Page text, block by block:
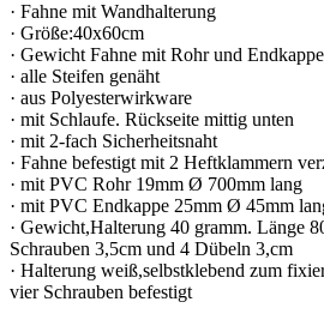
· Fahne mit Wandhalterung
· Größe:40x60cm
· Gewicht Fahne mit Rohr und
· alle Steifen genäht
· aus Polyesterwirkware
· mit Schlaufe. Rückseite mittig unten
· mit 2-fach Sicherheitsnaht
· Fahne befestigt mit 2 Heftklammern
· mit PVC Rohr 19mm Ø 700mm lang
· mit PVC Endkappe 25mm Ø 45mm
· Gewicht,Halterung 40 gramm. Länge
Schrauben 3,5cm und 4 Dübeln 3,cm
· Halterung weiß,selbstklebend zum
vier Schrauben befestigt